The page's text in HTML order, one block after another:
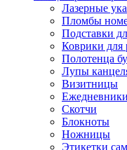
Лазерные
Пломбы
Подставки
Коврики для
Полотенца
Лупы
Визитницы
Ежедневники
Скотчи
Блокноты
Ножницы
Этикетки